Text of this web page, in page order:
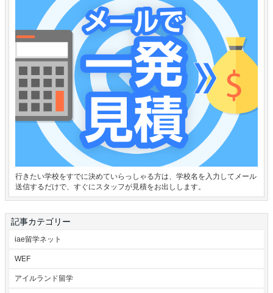
行きたい学校をすでに決めていらっしゃる方は、学校名を入力してメール
送信するだけで、すぐにスタッフが見積をお出しします。
記事カテゴリー
iae留学ネット
WEF
アイルランド留学